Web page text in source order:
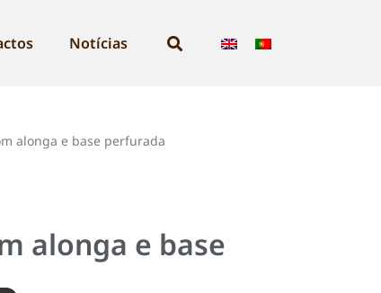
Notícias
alonga e base perfurada
alonga e base